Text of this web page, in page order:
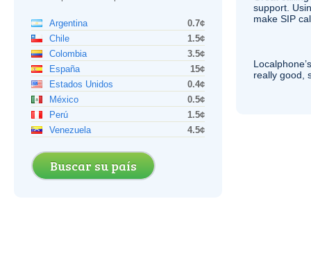
Argentina
0.7¢
Chile
1.5¢
Colombia
3.5¢
España
15¢
Estados Unidos
0.4¢
México
0.5¢
Perú
1.5¢
Venezuela
4.5¢
Buscar su país
support.
make SIP
really good,